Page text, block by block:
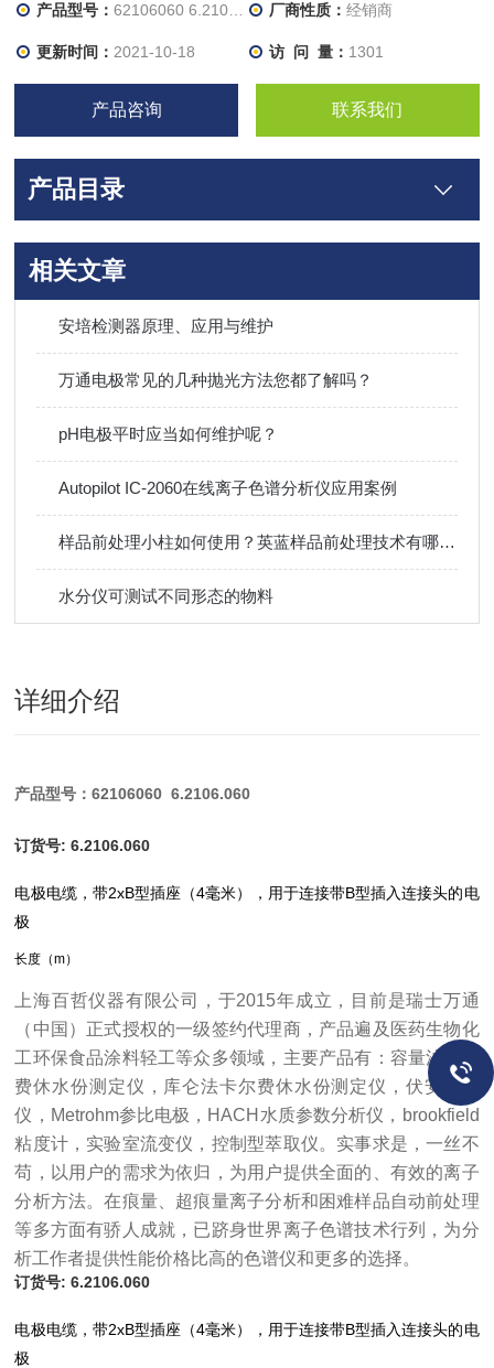
产品型号：62106060 6.2106.060 厂商性质： 经销商
更新时间： 2021-10-18 访 问 量： 1301
产品咨询 联系我们
产品目录
相关文章
安培检测器原理、应用与维护
万通电极常见的几种抛光方法您都了解吗？
pH电极平时应当如何维护呢？
Autopilot IC-2060在线离子色谱分析仪应用案例
样品前处理小柱如何使用？英蓝样品前处理技术有哪些？
水分仪可测试不同形态的物料
详细介绍
产品型号：62106060 6.2106.060
订货号: 6.2106.060
电极电缆，带2xB型插座（4毫米），用于连接带B型插入连接头的电
极
长度（m）
上海百哲仪器有限公司，于2015年成立，目前是瑞士万通
（中国）正式授权的一级签约代理商，产品遍及医药生物化
工环保食品涂料轻工等众多领域，主要产品有：容量法卡尔
费休水份测定仪，库仑法卡尔费休水份测定仪，伏安极谱
仪，Metrohm参比电极，HACH水质参数分析仪，brookfield
粘度计，实验室流变仪，控制型萃取仪。实事求是，一丝不
苟，以用户的需求为依归，为用户提供全面的、有效的离子
分析方法。在痕量、超痕量离子分析和困难样品自动前处理
等多方面有骄人成就，已跻身世界离子色谱技术行列，为分
析工作者提供性能价格比高的色谱仪和更多的选择。
订货号: 6.2106.060
电极电缆，带2xB型插座（4毫米），用于连接带B型插入连接头的电
极